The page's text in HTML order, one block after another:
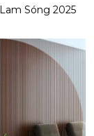
Sóng 2025